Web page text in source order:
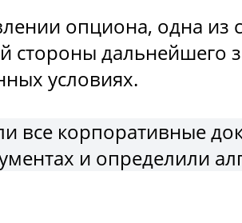
опциона, одна из
стороны дальнейшего
условиях.
все корпоративные
и определили